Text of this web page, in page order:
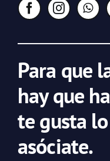
Para que
hay que
te gusta
asóciate.